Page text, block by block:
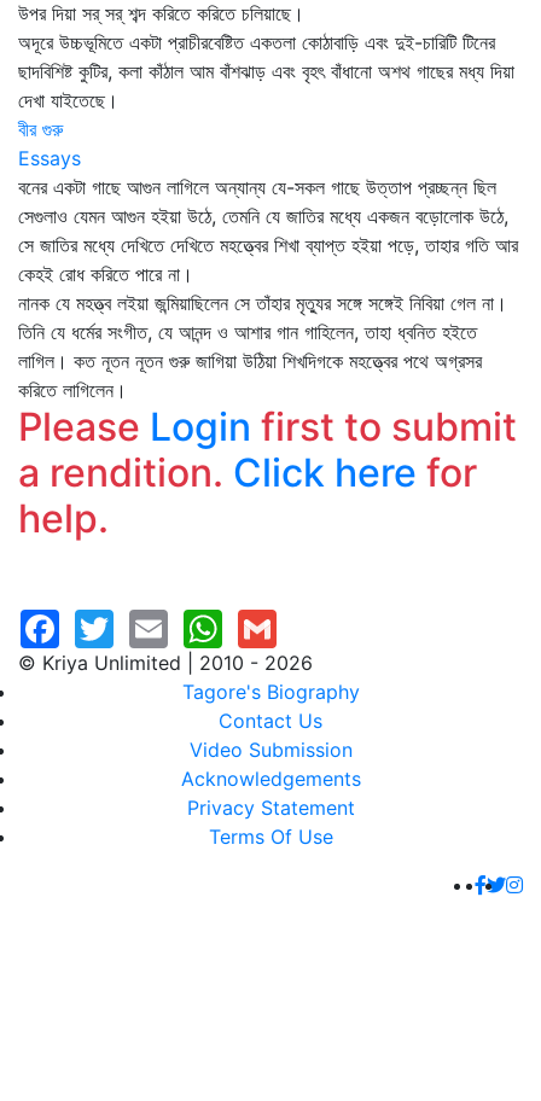
উপর দিয়া সর্‌ সর্‌ শব্দ করিতে করিতে চলিয়াছে।
অদূরে উচ্চভূমিতে একটা প্রাচীরবেষ্টিত একতলা কোঠাবাড়ি এবং দুই-চারিটি টিনের
ছাদবিশিষ্ট কুটির, কলা কাঁঠাল আম বাঁশঝাড় এবং বৃহৎ বাঁধানো অশথ গাছের মধ্য দিয়া
দেখা যাইতেছে।
বীর গুরু
Essays
বনের একটা গাছে আগুন লাগিলে অন্যান্য যে-সকল গাছে উত্তাপ প্রচ্ছন্ন ছিল
সেগুলাও যেমন আগুন হইয়া উঠে, তেমনি যে জাতির মধ্যে একজন বড়োলোক উঠে,
সে জাতির মধ্যে দেখিতে দেখিতে মহত্ত্বের শিখা ব্যাপ্ত হইয়া পড়ে, তাহার গতি আর
কেহই রোধ করিতে পারে না।
নানক যে মহত্ত্ব লইয়া জন্মিয়াছিলেন সে তাঁহার মৃত্যুর সঙ্গে সঙ্গেই নিবিয়া গেল না।
তিনি যে ধর্মের সংগীত, যে আনন্দ ও আশার গান গাহিলেন, তাহা ধ্বনিত হইতে
লাগিল। কত নূতন নূতন গুরু জাগিয়া উঠিয়া শিখদিগকে মহত্ত্বের পথে অগ্রসর
করিতে লাগিলেন।
Please Login first to submit
a rendition. Click here for
help.
© Kriya Unlimited | 2010 - 2026
Tagore's Biography
Contact Us
Video Submission
Acknowledgements
Privacy Statement
Terms Of Use